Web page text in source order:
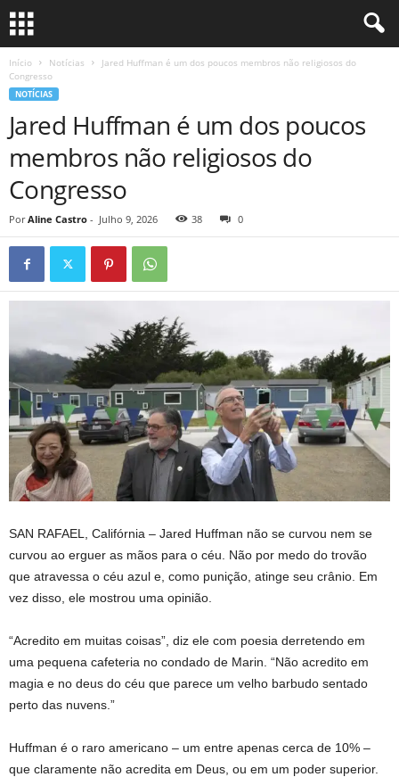
Início Notícias
Jared Huffman é um dos poucos membros não religiosos do
Congresso
NOTÍCIAS
Jared Huffman é um dos poucos
membros não religiosos do
Congresso
Por Aline Castro - Julho 9, 2026 38 0
SAN RAFAEL, Califórnia – Jared Huffman não se curvou nem se
curvou ao erguer as mãos para o céu. Não por medo do trovão
que atravessa o céu azul e, como punição, atinge seu crânio. Em
vez disso, ele mostrou uma opinião.
“Acredito em muitas coisas”, diz ele com poesia derretendo em
uma pequena cafeteria no condado de Marin. “Não acredito em
magia e no deus do céu que parece um velho barbudo sentado
perto das nuvens.”
Huffman é o raro americano – um entre apenas cerca de 10% –
que claramente não acredita em Deus, ou em um poder superior.